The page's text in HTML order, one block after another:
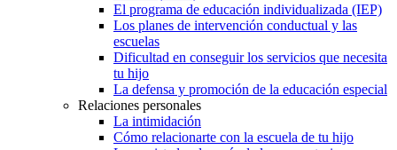
El programa de educación individualizada (IEP)
Los planes de intervención conductual y las
escuelas
Dificultad en conseguir los servicios que necesita
tu hijo
La defensa y promoción de la educación especial
Relaciones personales
La intimidación
Cómo relacionarte con la escuela de tu hijo